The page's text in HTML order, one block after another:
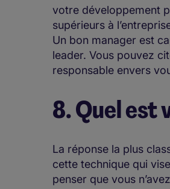
votre développement
supérieurs à
Un bon manager est
leader. Vous pouvez
responsable envers
8. Quel est
La réponse la plus
cette technique qui
penser que vous